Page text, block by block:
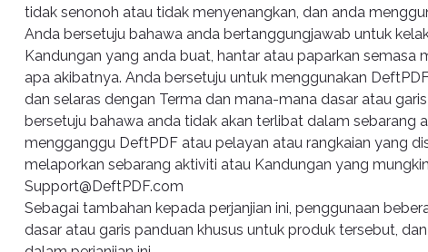
tidak senonoh atau tidak menyenangkan, dan anda
Anda bersetuju bahawa anda bertanggungjawab untuk
Kandungan yang anda buat, hantar atau paparkan semasa
apa akibatnya. Anda bersetuju untuk menggunakan
dan selaras dengan Terma dan mana-mana dasar atau
bersetuju bahawa anda tidak akan terlibat dalam sebarang
mengganggu DeftPDF atau pelayan atau rangkaian yang
melaporkan sebarang aktiviti atau Kandungan yang
Support@DeftPDF.com
Sebagai tambahan kepada perjanjian ini, penggunaan
dasar atau garis panduan khusus untuk produk tersebut,